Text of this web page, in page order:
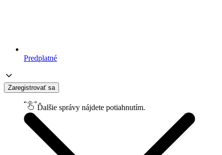
Predplatné
Zaregistrovať sa
Ďalšie správy nájdete potiahnutím.